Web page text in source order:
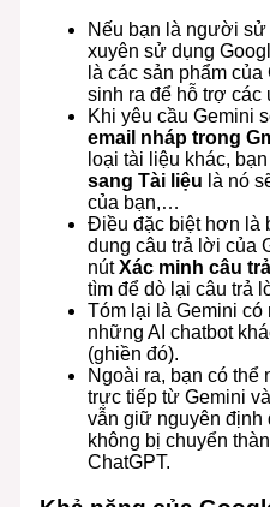
Nếu bạn là người
xuyên sử dụng
là các sản phẩm
sinh ra để hỗ trợ các
Khi yêu cầu Gemini
email nháp trong
loại tài liệu khác,
sang Tài liệu là nó
của bạn,…
Điều đặc biệt hơn là
dung câu trả lời của
nútXác minh câu
tìm để dò lại câu trả
Tóm lại là Gemini
những AI chatbot
(ghiền đó).
Ngoài ra, bạn có thể
trực tiếp từ Gemini
vẫn giữ nguyên định
không bị chuyển
ChatGPT.